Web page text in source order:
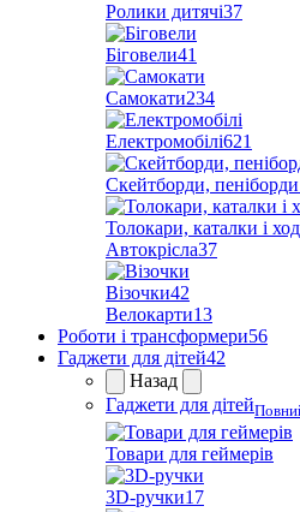
Ролики дитячі37
Біговели41
Самокати234
Електромобілі621
Скейтборди, пеніборди
Толокари, каталки і
Автокрісла37
Візочки42
Велокарти13
Роботи і трансформери56
Гаджети для дітей42
Назад
Гаджети для дітей
Товари для геймерів
3D-ручки17